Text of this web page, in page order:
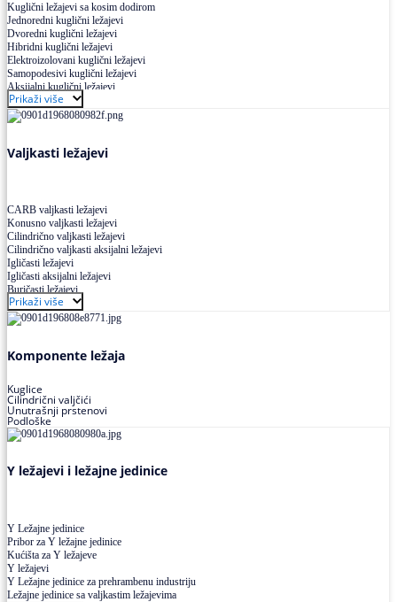
Kuglični ležajevi sa kosim dodirom
Jednoredni kuglični ležajevi
Dvoredni kuglični ležajevi
Hibridni kuglični ležajevi
Elektroizolovani kuglični ležajevi
Samopodesivi kuglični ležajevi
Aksijalni kuglični ležajevi
Kuglični ležajevi od nerđajućeg čelika
Prikaži više
Valjkasti ležajevi
CARB valjkasti ležajevi
Konusno valjkasti ležajevi
Cilindrično valjkasti ležajevi
Cilindrično valjkasti aksijalni ležajevi
Igličasti ležajevi
Igličasti aksijalni ležajevi
Buričasti ležajevi
Buričasti zaptiveni ležajevi
Buričasti aksijalni ležajevi
Prikaži više
Komponente ležaja
Kuglice
Cilindrični valjčići
Unutrašnji prstenovi
Podloške
Y ležajevi i ležajne jedinice
Y Ležajne jedinice
Pribor za Y ležajne jedinice
Kućišta za Y ležajeve
Y ležajevi
Y Ležajne jedinice za prehrambenu industriju
Ležajne jedinice sa valjkastim ležajevima